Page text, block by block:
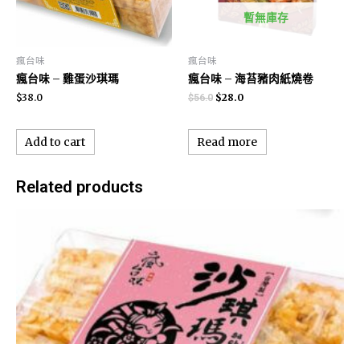
瘋台味
瘋台味 – 雞蛋沙琪瑪
$38.0
Add to cart
暫無庫存
瘋台味
瘋台味 – 海苔豬肉紙燒卷
$56.0 $28.0
Read more
Related products